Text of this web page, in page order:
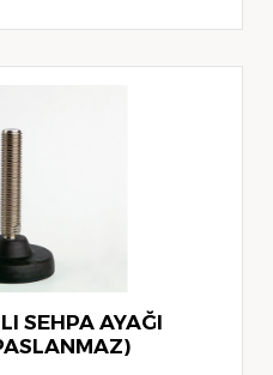
SEHPA AYAĞI